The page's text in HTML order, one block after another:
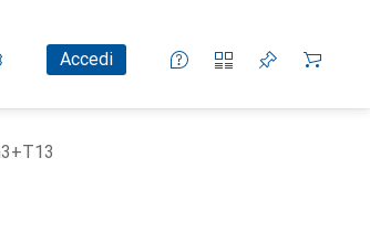
clienteAccedi
di confronto
dei desideri